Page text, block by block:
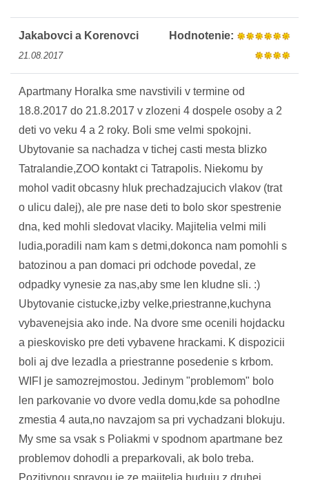
Jakabovci a Korenovci
21.08.2017
Hodnotenie:
Apartmany Horalka sme navstivili v termine od
18.8.2017 do 21.8.2017 v zlozeni 4 dospele osoby a 2
deti vo veku 4 a 2 roky. Boli sme velmi spokojni.
Ubytovanie sa nachadza v tichej casti mesta blizko
Tatralandie,ZOO kontakt ci Tatrapolis. Niekomu by
mohol vadit obcasny hluk prechadzajucich vlakov (trat
o ulicu dalej), ale pre nase deti to bolo skor spestrenie
dna, ked mohli sledovat vlaciky. Majitelia velmi mili
ludia,poradili nam kam s detmi,dokonca nam pomohli s
batozinou a pan domaci pri odchode povedal, ze
odpadky vynesie za nas,aby sme len kludne sli. :)
Ubytovanie cistucke,izby velke,priestranne,kuchyna
vybavenejsia ako inde. Na dvore sme ocenili hojdacku
a pieskovisko pre deti vybavene hrackami. K dispozicii
boli aj dve lezadla a priestranne posedenie s krbom.
WIFI je samozrejmostou. Jedinym "problemom" bolo
len parkovanie vo dvore vedla domu,kde sa pohodlne
zmestia 4 auta,no navzajom sa pri vychadzani blokuju.
My sme sa vsak s Poliakmi v spodnom apartmane bez
problemov dohodli a preparkovali, ak bolo treba.
Pozitivnou spravou je,ze majitelia buduju z druhej